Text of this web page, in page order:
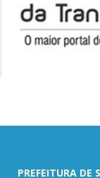
PREFEITURA DE